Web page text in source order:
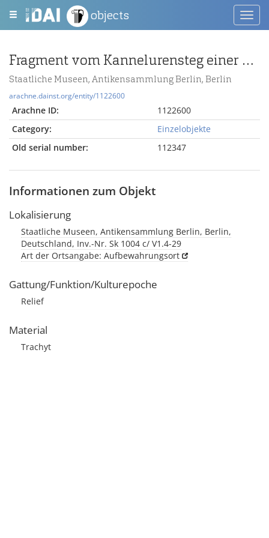
objects
Fragment vom Kannelurensteg einer Säule vom ionischen Tempel bei Messa/Lesbos
Staatliche Museen, Antikensammlung Berlin, Berlin
arachne.dainst.org/entity/1122600
Arachne ID:
1122600
Category:
Einzelobjekte
Old serial number:
112347
Informationen zum Objekt
Lokalisierung
Staatliche Museen, Antikensammlung Berlin, Berlin,
Deutschland, Inv.-Nr. Sk 1004 c/ V1.4-29
Art der Ortsangabe: Aufbewahrungsort
Gattung/Funktion/Kulturepoche
Relief
Material
Trachyt